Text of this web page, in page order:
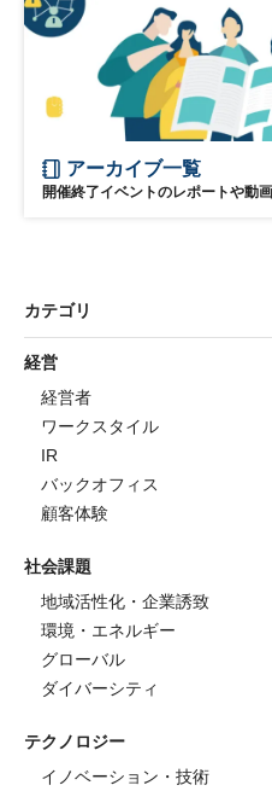
アーカイブ一覧
開催終了イベントのレポートや動
カテゴリ
経営
経営者
ワークスタイル
IR
バックオフィス
顧客体験
社会課題
地域活性化・企業誘致
環境・エネルギー
グローバル
ダイバーシティ
テクノロジー
イノベーション・技術